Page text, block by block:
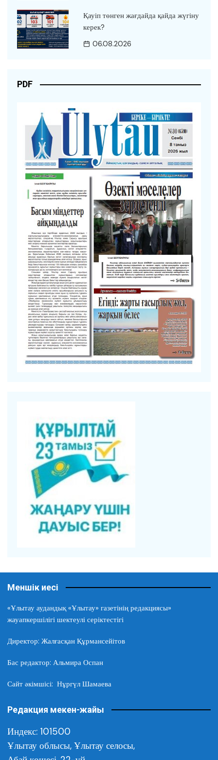
Қауіп төнген жағдайда қайда жүгіну
керек?
06.08.2026
PDF
Меншік иесі
«Ұлытау аудандық «Ұлытау» газетінің редакциясы»
жауапкершілігі шектеулі серіктестігі
Директор: Жалғасқан Құрмансейітов
Бас редактор: Альмира Оспан
Сайт әкімшісі: Нұргүл Шамаева
Редакция мекен-жайы
Индекс: 101500
Ұлытау облысы, Ұлытау селосы,